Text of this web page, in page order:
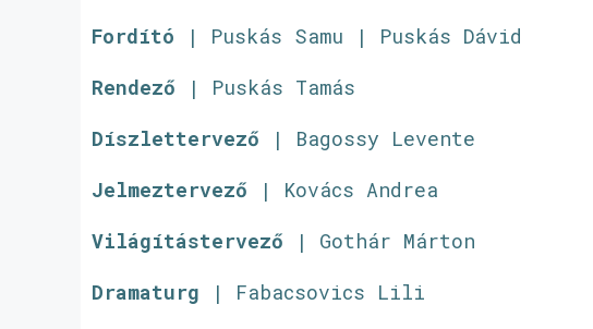
Fordító | Puskás Samu | Puskás Dávid
Rendező | Puskás Tamás
Díszlettervező | Bagossy Levente
Jelmeztervező | Kovács Andrea
Világítástervező | Gothár Márton
Dramaturg | Fabacsovics Lili